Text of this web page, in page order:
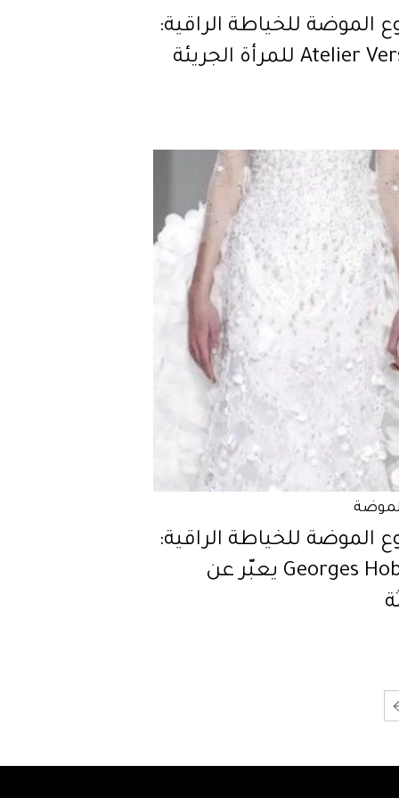
الموضة للخياطة الراقية:
Atelier Versace للمرأة الجريئة
الموضة للخياطة الراقية:
Georges Hobeika يعبّر عن